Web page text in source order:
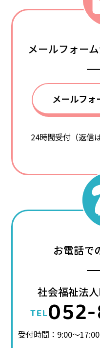
メールフォー
メールフォ
24時間受付（返信
お電話で
社会福祉法
TEL
受付時間：9:00～